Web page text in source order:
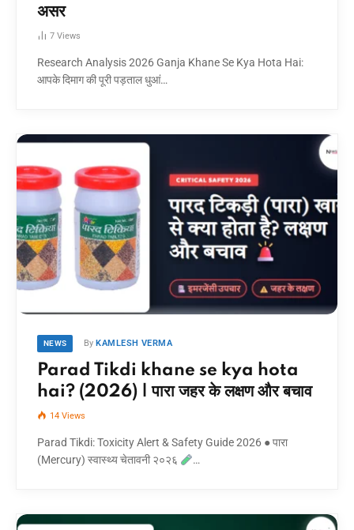
असर
7 Views
Research Analysis 2026 Ganja Khane Se Kya Hota Hai:
आपके दिमाग की पूरी पड़ताल धुआं…
NEWS By KAMLESH VERMA
Parad Tikdi khane se kya hota
hai? (2026) | पारा जहर के लक्षण और बचाव
14 Views
Parad Tikdi: Toxicity Alert & Safety Guide 2026 ● पारा
(Mercury) स्वास्थ्य चेतावनी २०२६
…